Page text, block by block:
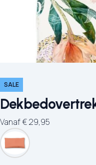
SALE
Vanaf€29,95